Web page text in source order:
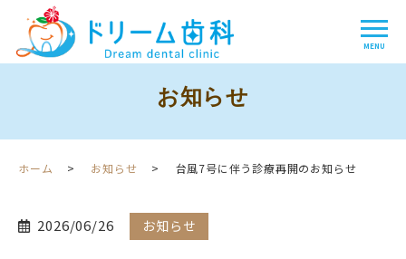
お知らせ
ホーム お知らせ 台風7号に伴う診療再開のお知らせ
2026/06/26 お知らせ